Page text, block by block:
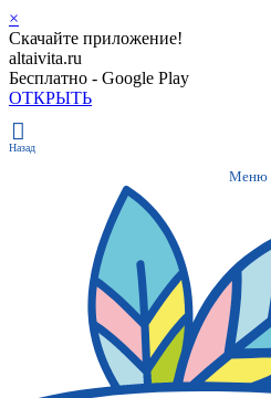
×
Скачайте приложение!
altaivita.ru
Бесплатно - Google Play
ОТКРЫТЬ
Назад
Меню